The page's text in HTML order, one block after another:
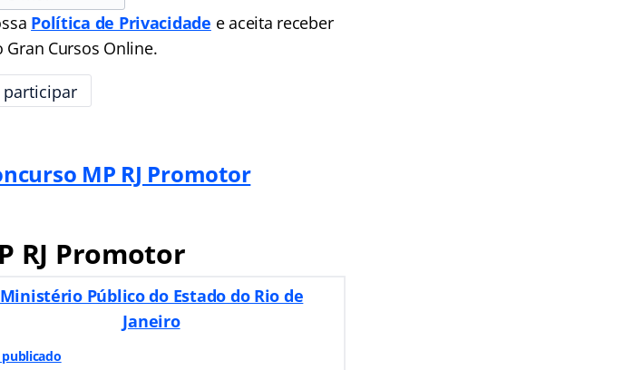
Política de Privacidade e aceita receber
Cursos Online.
MP RJ Promotor
RJ Promotor
Ministério Público do Estado do Rio de
Janeiro